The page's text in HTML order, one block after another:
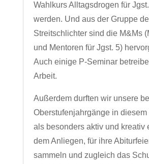
Wahlkurs Alltagsdrogen für
werden. Und aus der Gruppe
Streitschlichter sind die M&Ms
und Mentoren für Jgst. 5)
Auch einige P-Seminar
Arbeit.
Außerdem durften wir unsere
Oberstufenjahrgänge in
als besonders aktiv und kreativ
dem Anliegen, für ihre
sammeln und zugleich das